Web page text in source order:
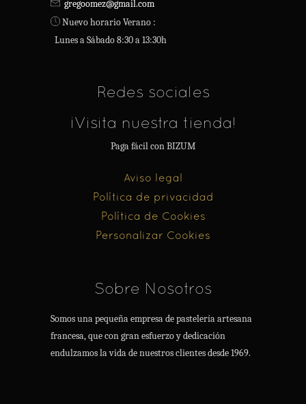
gregoomez@gmail.com
Nuevo horario Verano :
Lunes a Sábado 8:30 a 13:30h
Redes sociales
¡Visita nuestra tienda!
Paga fácil con BIZUM
Aviso legal
Política de privacidad
Política de Cookies
Personalizar Cookies
Sobre Nosotros
Somos una pequeña empresa de pastelería artesana
francesa, que con gran esfuerzo y dedicación
endulzamos la vida de nuestros clientes desde 1969.